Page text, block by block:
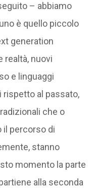
– abbiamo
è quello piccolo
generation
realtà, nuovi
e linguaggi
al passato,
che o
il percorso di
stanno
momento la parte
alla seconda